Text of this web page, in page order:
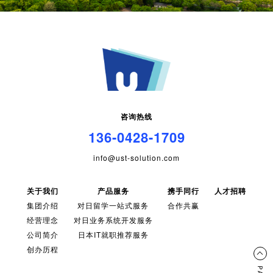
咨询热线
136-0428-1709
info@ust-solution.com
关于我们
集团介绍
经营理念
公司简介
创办历程
产品服务
对日留学一站式服务
对日业务系统开发服务
日本IT就职推荐服务
携手同行
合作共赢
人才招聘